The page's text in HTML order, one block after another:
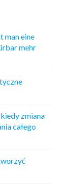
man eine
mehr
zmiana
całego